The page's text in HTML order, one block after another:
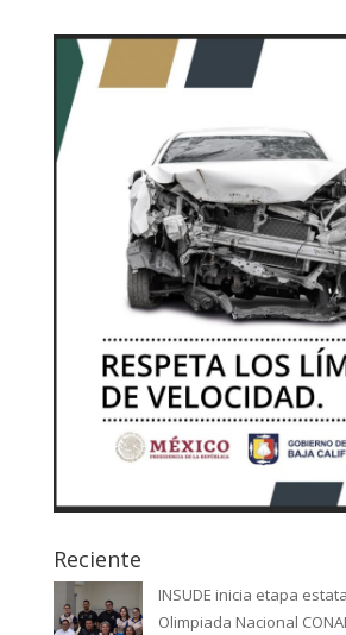
Reciente
INSUDE inicia etapa
Olimpiada Nacional